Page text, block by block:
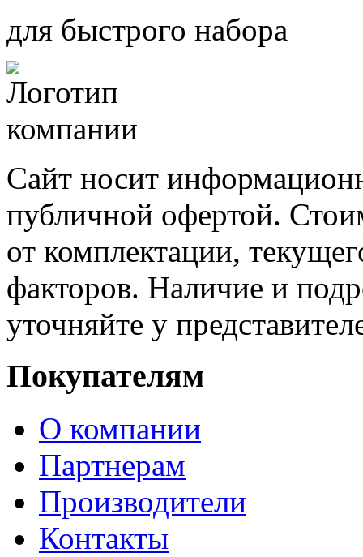
для быстрого набора
Сайт носит
публичной офертой.
от комплектации,
факторов. Наличие и
уточняйте у
Покупателям
О компании
Партнерам
Производители
Контакты